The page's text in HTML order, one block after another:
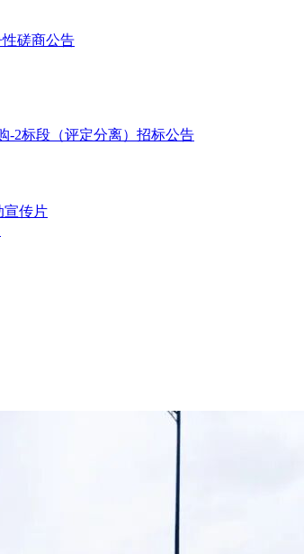
、小型、微型企业)采购项目，根据《政府采
北京时间，法定节假日除外)
采购”应用，在获取采购文件菜单中选择项目
磋商公告
-2标段（评定分离）招标公告
宣传片